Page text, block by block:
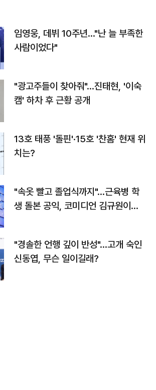
임영웅, 데뷔 10주년…"난 늘 부족한
사람이었다"
"광고주들이 찾아줘"…진태현, '이숙
캠' 하차 후 근황 공개
13호 태풍 '돌핀'·15호 '찬홈' 현재 위
치는?
"속옷 빨고 졸업식까지"…근육병 학
생 돌본 공익, 코미디언 김규원이었
"경솔한 언행 깊이 반성"…고개 숙인
신동엽, 무슨 일이길래?